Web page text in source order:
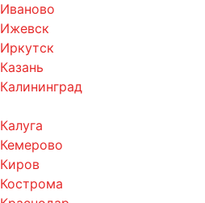
Иваново
Ижевск
Иркутск
Казань
Калининград
Калуга
Кемерово
Киров
Кострома